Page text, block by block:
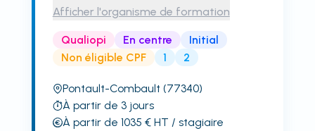
Afficher l'organisme de formation
Qualiopi En centre
Initial
Non éligible CPF
1 2
Pontault-Combault (77340)
À partir de 3 jours
À partir de 1035 € HT / stagiaire